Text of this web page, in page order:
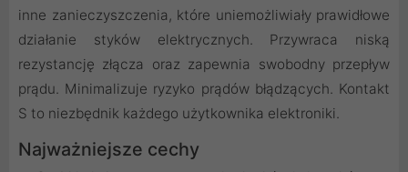
inne zanieczyszczenia, które uniemożliwiały prawidłowe
działanie styków elektrycznych. Przywraca niską
rezystancję złącza oraz zapewnia swobodny przepływ
prądu. Minimalizuje ryzyko prądów błądzących. Kontakt
S to niezbędnik każdego użytkownika elektroniki.
Najważniejsze cechy